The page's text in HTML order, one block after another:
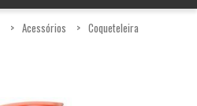
Acessórios Coqueteleira